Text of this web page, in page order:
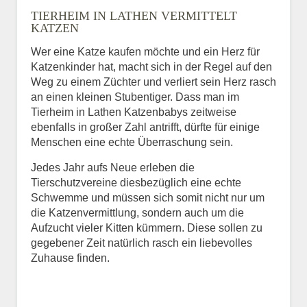
BILD HOCHLADEN
Vermisst seit
Ort des Verschwindens
TIERHEIM IN LATHEN VERMITTELT
KATZEN
Wer eine Katze kaufen möchte und ein Herz für
Katzenkinder hat, macht sich in der Regel auf den
Weg zu einem Züchter und verliert sein Herz rasch
an einen kleinen Stubentiger. Dass man im
Tierheim in Lathen Katzenbabys zeitweise
ebenfalls in großer Zahl antrifft, dürfte für einige
Menschen eine echte Überraschung sein.
Jedes Jahr aufs Neue erleben die
Tierschutzvereine diesbezüglich eine echte
Schwemme und müssen sich somit nicht nur um
die Katzenvermittlung, sondern auch um die
Aufzucht vieler Kitten kümmern. Diese sollen zu
gegebener Zeit natürlich rasch ein liebevolles
Zuhause finden.